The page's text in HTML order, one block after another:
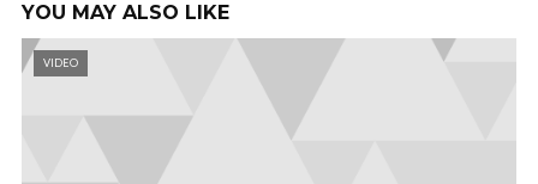
YOU MAY ALSO LIKE
VIDEO